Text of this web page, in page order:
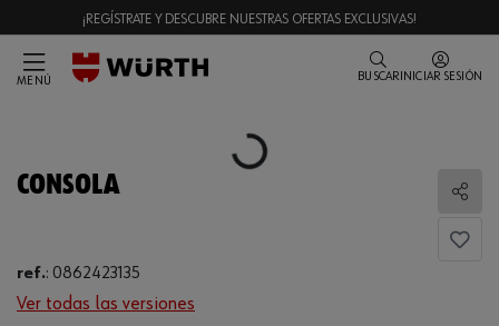
¡REGÍSTRATE Y DESCUBRE NUESTRAS OFERTAS EXCLUSIVAS!
MENÚ BUSCAR INICIAR SESIÓN
Loading...
CONSOLA
ref.: 0862423135
Ver todas las versiones